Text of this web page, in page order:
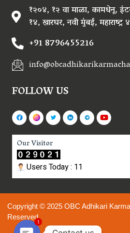
१२०४, १२ वा माळा, कामधेनू,
१४, खारघर, नवी मुंबई, महाराष्ट्र
+91 8796455216
FOLLOW US
Our Visitor
Users Today : 11
Copyright © 2025 OBC Adhikari
Reserved.
1